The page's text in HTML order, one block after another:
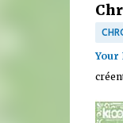
Your